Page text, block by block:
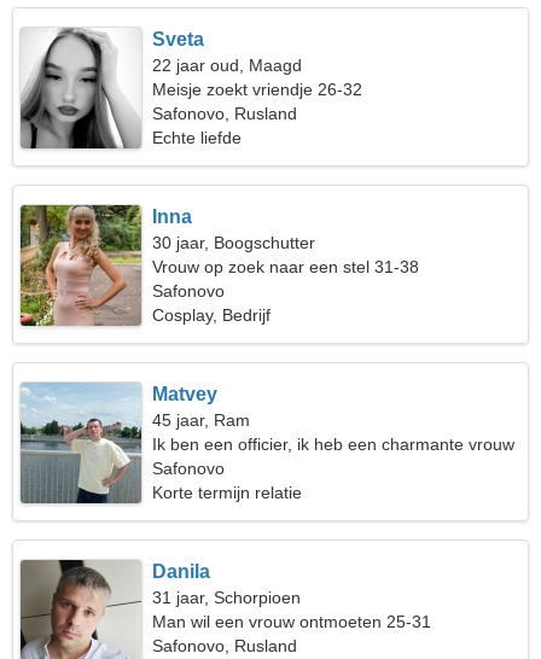
Sveta
22 jaar oud, Maagd
Meisje zoekt vriendje 26-32
Safonovo, Rusland
Echte liefde
Inna
30 jaar, Boogschutter
Vrouw op zoek naar een stel 31-38
Safonovo
Cosplay, Bedrijf
Matvey
45 jaar, Ram
Ik ben een officier, ik heb een charmante vrouw
nodig
Safonovo
Korte termijn relatie
Danila
31 jaar, Schorpioen
Man wil een vrouw ontmoeten 25-31
Safonovo, Rusland